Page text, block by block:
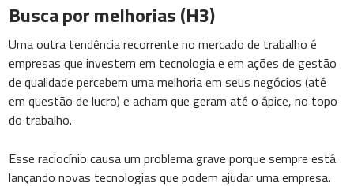
Busca por melhorias (H3)
Uma outra tendência recorrente no mercado de trabalho é
empresas que investem em tecnologia e em ações de gestão
de qualidade percebem uma melhoria em seus negócios (até
em questão de lucro) e acham que geram até o ápice, no topo
do trabalho.
Esse raciocínio causa um problema grave porque sempre está
lançando novas tecnologias que podem ajudar uma empresa.